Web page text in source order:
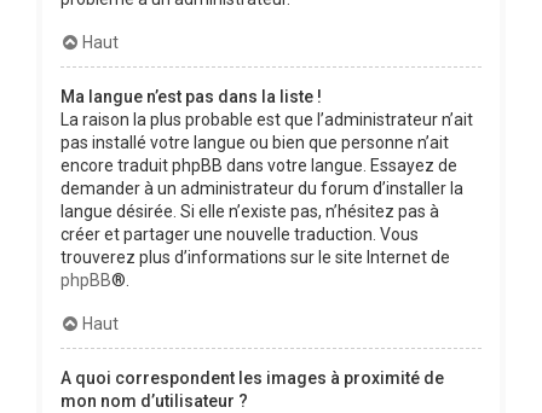
Haut
Ma langue n’est pas dans la liste !
La raison la plus probable est que l’administrateur n’ait
pas installé votre langue ou bien que personne n’ait
encore traduit phpBB dans votre langue. Essayez de
demander à un administrateur du forum d’installer la
langue désirée. Si elle n’existe pas, n’hésitez pas à
créer et partager une nouvelle traduction. Vous
trouverez plus d’informations sur le site Internet de
phpBB®.
Haut
A quoi correspondent les images à proximité de
mon nom d’utilisateur ?